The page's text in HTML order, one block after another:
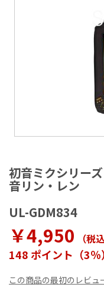
初音ミクシリー
音リン・レン
UL-GDM834
￥4,950 （税
148 ポイント（3％）
この商品の最初のレビュ
メ
ー
ジ
ャ
リ
ー
の
初